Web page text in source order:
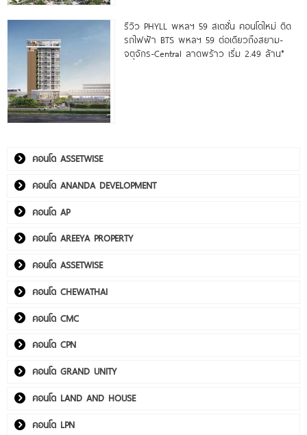
รีวิว PHYLL พหลฯ 59 สเตชั่น คอนโดใหม่ ติด
รถไฟฟ้า BTS พหลฯ 59 ต่อเดียวถึงสยาม-
จตุจักร-Central ลาดพร้าว เริ่ม 2.49 ล้าน*
คอนโด ASSETWISE
คอนโด ANANDA DEVELOPMENT
คอนโด AP
คอนโด AREEYA PROPERTY
คอนโด ASSETWISE
คอนโด CHEWATHAI
คอนโด CMC
คอนโด CPN
คอนโด GRAND UNITY
คอนโด LAND AND HOUSE
คอนโด LPN